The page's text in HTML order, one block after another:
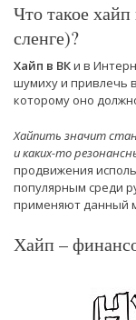
Что такое
сленге)?
Хайп в ВКи в
шумиху и привлечь
которому оно
Хайпить значит
и каких-то
продвижения
популярным среди
применяют данный
Хайп –